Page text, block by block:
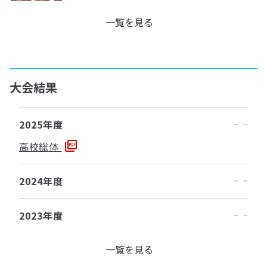
一覧を見る
大会結果
2025年度
高校総体
2024年度
2023年度
一覧を見る